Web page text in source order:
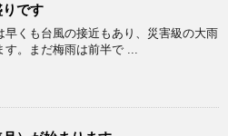
です
早くも台風の接近もあり、災害級の大雨
す。まだ梅雨は前半で ...